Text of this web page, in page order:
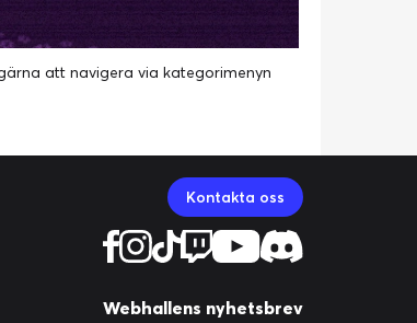
att navigera via kategorimenyn
Kontakta oss
Webhallens nyhetsbrev